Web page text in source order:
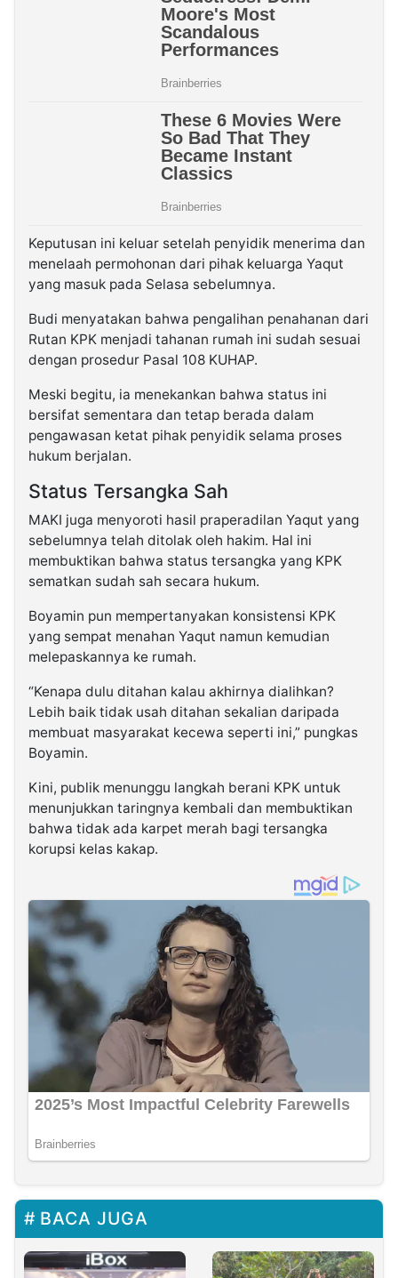
Keputusan ini keluar setelah penyidik menerima dan
menelaah permohonan dari pihak keluarga Yaqut
yang masuk pada Selasa sebelumnya.
Budi menyatakan bahwa pengalihan penahanan dari
Rutan KPK menjadi tahanan rumah ini sudah sesuai
dengan prosedur Pasal 108 KUHAP.
Meski begitu, ia menekankan bahwa status ini
bersifat sementara dan tetap berada dalam
pengawasan ketat pihak penyidik selama proses
hukum berjalan.
Status Tersangka Sah
MAKI juga menyoroti hasil praperadilan Yaqut yang
sebelumnya telah ditolak oleh hakim. Hal ini
membuktikan bahwa status tersangka yang KPK
sematkan sudah sah secara hukum.
Boyamin pun mempertanyakan konsistensi KPK
yang sempat menahan Yaqut namun kemudian
melepaskannya ke rumah.
“Kenapa dulu ditahan kalau akhirnya dialihkan?
Lebih baik tidak usah ditahan sekalian daripada
membuat masyarakat kecewa seperti ini,” pungkas
Boyamin.
Kini, publik menunggu langkah berani KPK untuk
menunjukkan taringnya kembali dan membuktikan
bahwa tidak ada karpet merah bagi tersangka
korupsi kelas kakap.
BACA JUGA